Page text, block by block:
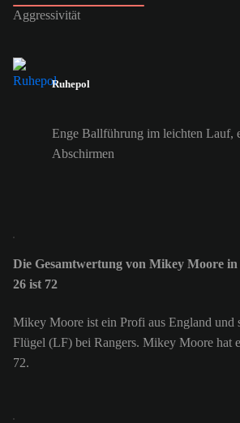
Aggressivität
Ruhepol
Enge Ballführung im leichten Lauf,
Abschirmen
Die Gesamtwertung von Mikey Moore
26 ist 72
Mikey Moore ist ein Profi aus England und
Flügel (LF) bei Rangers. Mikey Moore hat
72.